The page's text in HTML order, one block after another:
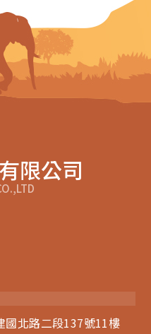
限公司
國北路二段137號11樓